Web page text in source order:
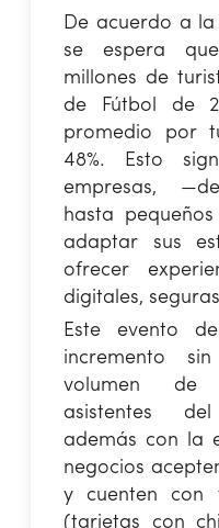
De acuerdo a la
se espera
millones de
de Fútbol de
promedio por
48%. Esto
empresas,
hasta
adaptar sus
ofrecer
digitales,
Este evento
incremento
volumen de
asistentes
además con la
negocios
y cuenten con
(tarjetas con